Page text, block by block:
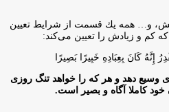
و… همه يك قسمت از شرايط تعيين
و زيادش را تعيين مى‌كند:
كَانَ بِعِبَادِهِ خَبِيرًا بَصِيرًا
وسیع دهد و هر که را خواهد تنگ روزی
خود کاملا آگاه و بصیر است.